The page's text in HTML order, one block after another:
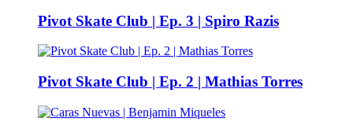
Pivot Skate Club | Ep. 3 | Spiro Razis
Pivot Skate Club | Ep. 2 | Mathias Torres